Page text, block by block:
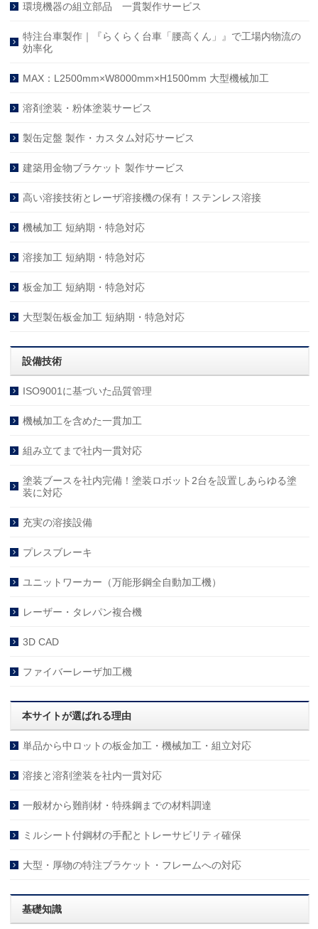
環境機器の組立部品 一貫製作サービス
特注台車製作｜『らくらく台車「腰高くん」』で工場内物流の
効率化
MAX：L2500mm×W8000mm×H1500mm 大型機械加工
溶剤塗装・粉体塗装サービス
製缶定盤 製作・カスタム対応サービス
建築用金物ブラケット 製作サービス
高い溶接技術とレーザ溶接機の保有！ステンレス溶接
機械加工 短納期・特急対応
溶接加工 短納期・特急対応
板金加工 短納期・特急対応
大型製缶板金加工 短納期・特急対応
設備技術
ISO9001に基づいた品質管理
機械加工を含めた一貫加工
組み立てまで社内一貫対応
塗装ブースを社内完備！塗装ロボット2台を設置しあらゆる塗
装に対応
充実の溶接設備
プレスブレーキ
ユニットワーカー（万能形鋼全自動加工機）
レーザー・タレパン複合機
3D CAD
ファイバーレーザ加工機
本サイトが選ばれる理由
単品から中ロットの板金加工・機械加工・組立対応
溶接と溶剤塗装を社内一貫対応
一般材から難削材・特殊鋼までの材料調達
ミルシート付鋼材の手配とトレーサビリティ確保
大型・厚物の特注ブラケット・フレームへの対応
基礎知識